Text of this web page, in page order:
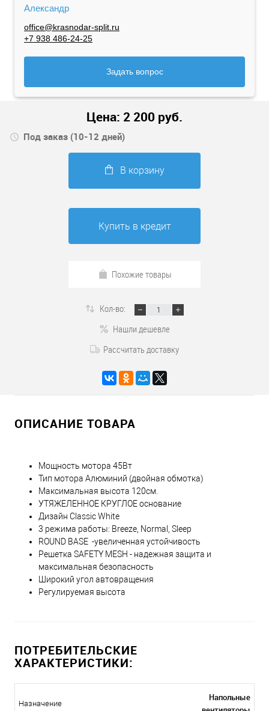
Александр
office@krasnodar-split.ru
+7 938 486-24-25
Задать вопрос
Цена: 2 200 руб.
Под заказ (10-12 дней)
В корзину
Купить в кредит
Похожие товары
Кол-во:
Нашли дешевле
Рассчитать доставку
ОПИСАНИЕ ТОВАРА
Мощность мотора 45Вт
Тип мотора Алюминий (двойная обмотка)
Максимальная высота 120см.
УТЯЖЕЛЕННОЕ КРУГЛОЕ основание
Дизайн Classic White
3 режима работы: Breeze, Normal, Sleep
ROUND BASE -увеличенная устойчивость
Решетка SAFETY MESH - надежная защита и
максимальная безопасность
Широкий угол автовращения
Регулируемая высота
ПОТРЕБИТЕЛЬСКИЕ
ХАРАКТЕРИСТИКИ:
Назначение
Напольные